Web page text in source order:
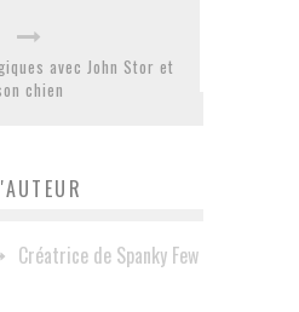
avec John Stor et
chien
Créatrice de Spanky Few